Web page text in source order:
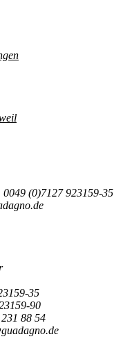
0049 (0)7127 923159-35
35
90
88 54